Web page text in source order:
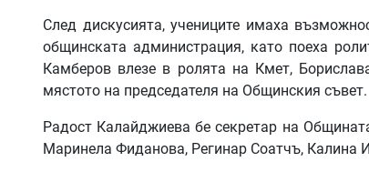
След дискусията, учениците имаха
общинската администрация, като поеха
Камберов влезе в ролята на Кмет,
мястото на председателя на Общинския съвет.
Радост Калайджиева бе секретар на
Маринела Фиданова, Регинар Соатчъ, Калина